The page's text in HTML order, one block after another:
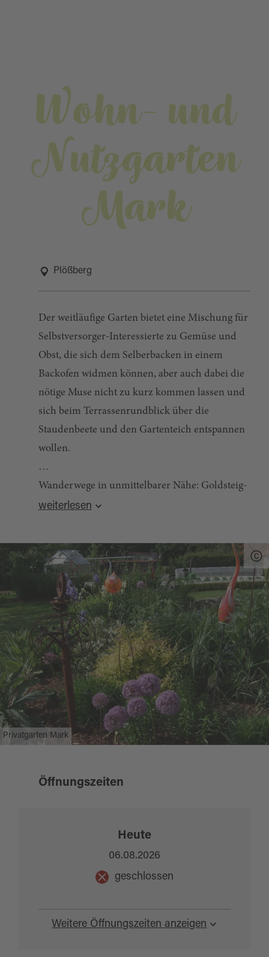
Wohn- und
Nutzgarten
Mark
Plößberg
Der weitläufige Garten bietet eine Mischung für
Selbstversorger-Interessierte zu Gemüse und
Obst, die sich dem Selberbacken in einem
Backofen widmen können, aber auch dabei die
nötige Muse nicht zu kurz kommen lassen und
sich beim Terrassenrundblick über die
Staudenbeete und den Gartenteich entspannen
wollen.
Wanderwege in unmittelbarer Nähe: Goldsteig-
Zuweg 4 ∙ Oberpfalzweg ∙ Mühlenweg ∙ Von der
Quelle:destination.one
weiterlesen
Privatgarten Mark
Öffnungszeiten
Weitere Öffnungszeiten anzeigen
Heute
06.08.2026
geschlossen